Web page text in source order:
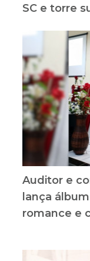
SC e torre
Auditor e
lança
romance e